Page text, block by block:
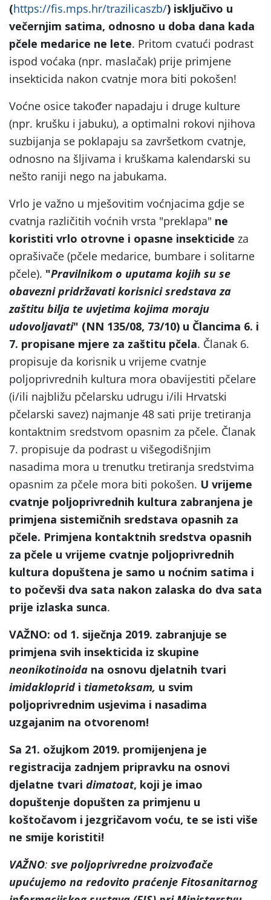
(https://fis.mps.hr/trazilicaszb/) isključivo u
večernjim satima, odnosno u doba dana kada
pčele medarice ne lete. Pritom cvatući podrast
ispod voćaka (npr. maslačak) prije primjene
insekticida nakon cvatnje mora biti pokošen!
Voćne osice također napadaju i druge kulture
(npr. krušku i jabuku), a optimalni rokovi njihova
suzbijanja se poklapaju sa završetkom cvatnje,
odnosno na šljivama i kruškama kalendarski su
nešto raniji nego na jabukama.
Vrlo je važno u mješovitim voćnjacima gdje se
cvatnja različitih voćnih vrsta "preklapa" ne
koristiti vrlo otrovne i opasne insekticide za
oprašivače (pčele medarice, bumbare i solitarne
pčele). "Pravilnikom o uputama kojih su se
obavezni pridržavati korisnici sredstava za
zaštitu bilja te uvjetima kojima moraju
udovoljavati" (NN 135/08, 73/10) u Člancima 6. i
7. propisane mjere za zaštitu pčela. Članak 6.
propisuje da korisnik u vrijeme cvatnje
poljoprivrednih kultura mora obavijestiti pčelare
(i/ili najbližu pčelarsku udrugu i/ili Hrvatski
pčelarski savez) najmanje 48 sati prije tretiranja
kontaktnim sredstvom opasnim za pčele. Članak
7. propisuje da podrast u višegodišnjim
nasadima mora u trenutku tretiranja sredstvima
opasnim za pčele mora biti pokošen. U vrijeme
cvatnje poljoprivrednih kultura zabranjena je
primjena sistemičnih sredstava opasnih za
pčele. Primjena kontaktnih sredstva opasnih
za pčele u vrijeme cvatnje poljoprivrednih
kultura dopuštena je samo u noćnim satima i
to počevši dva sata nakon zalaska do dva sata
prije izlaska sunca.
VAŽNO: od 1. siječnja 2019. zabranjuje se
primjena svih insekticida iz skupine
neonikotinoida na osnovu djelatnih tvari
imidakloprid i tiametoksam, u svim
poljoprivrednim usjevima i nasadima
uzgajanim na otvorenom!
Sa 21. ožujkom 2019. promijenjena je
registracija zadnjem pripravku na osnovi
djelatne tvari dimatoat, koji je imao
dopuštenje dopušten za primjenu u
koštočavom i jezgričavom voću, te se isti više
ne smije koristiti!
VAŽNO: sve poljoprivredne proizvođače
upućujemo na redovito praćenje Fitosanitarnog